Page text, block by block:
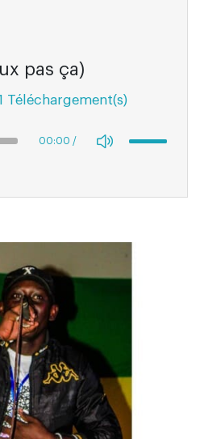
pas ça)
Téléchargement(s)
00:00 /